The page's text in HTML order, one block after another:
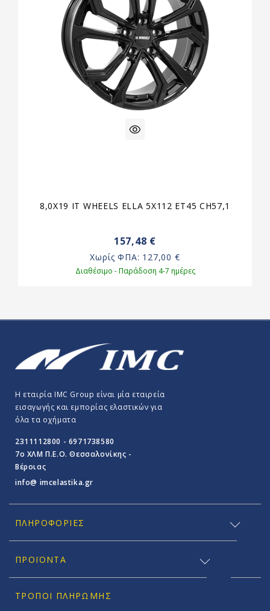
8,0X19 IT WHEELS ELLA 5X112 ET45 CH57,1
157,48 €
Χωρίς ΦΠΑ: 127,00 €
Διαθέσιμο - Παράδοση 4-7 ημέρες
Η εταιρία IMC Group είναι μία εταιρεία
εισαγωγής και εμπορίας ελαστικών για
όλα τα οχήματα
2311112800 - 6971738580
7o ΧΛΜ Π.E.O. Θεσσαλονίκης -
Βέροιας
info@ imcelastika.gr
ΠΛΗΡΟΦΟΡΊΕΣ
ΠΡΟΪΟΝΤΑ
ΤΡΌΠΟΙ ΠΛΗΡΩΜΉΣ